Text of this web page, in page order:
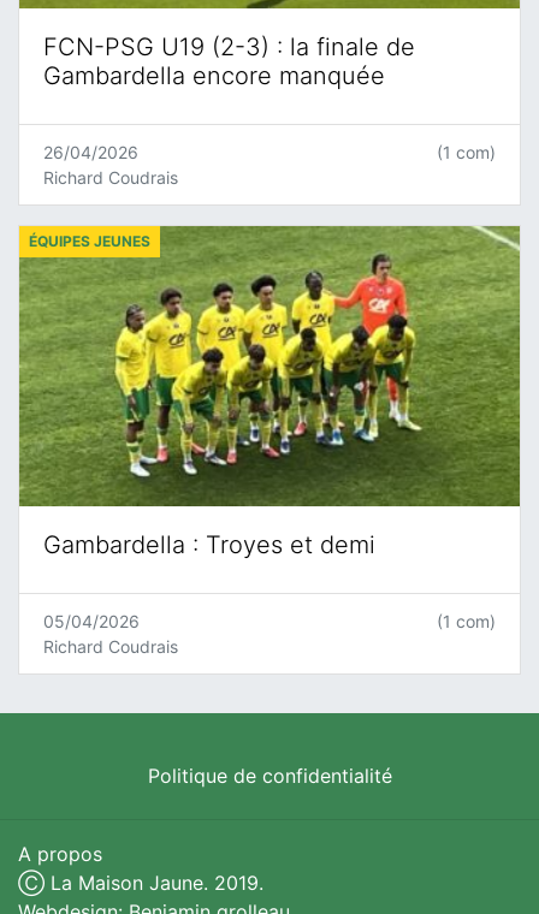
FCN-PSG U19 (2-3) : la finale de
Gambardella encore manquée
26/04/2026
Richard Coudrais
(1 com)
Gambardella : Troyes et demi
ÉQUIPES JEUNES
05/04/2026
Richard Coudrais
(1 com)
Politique de confidentialité
A propos
Ⓒ La Maison Jaune. 2019.